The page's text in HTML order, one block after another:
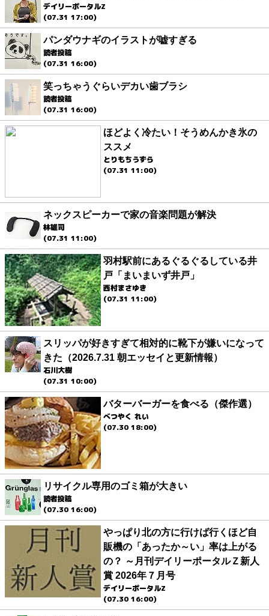
デイリーポータルZ
(07.31 17:00)
パンダウナギのイラストが嘘すぎる
読者投稿
(07.31 16:00)
笑っちゃうぐらいデカい歯ブラシ
読者投稿
(07.31 16:00)
ほどよく冷たい！そうめんかき氷の
ススメ
とりもちうずら
(07.31 11:00)
ネックスピーカーで家の音楽問題が解決
林雄司
(07.31 11:00)
羽村駅前にあるぐるぐるしている井
戸「まいまいず井戸」
西村まさゆき
(07.31 11:00)
スリッパが好きすぎて相対的に靴下が嫌いになって
きた（2026.7.31 朝エッセイと更新情報）
石川大樹
(07.31 10:00)
バターバーガーを食べる（傑作選）
べつやく れい
(07.30 18:00)
リサイクル専用のゴミ箱が大きい
読者投稿
(07.30 16:00)
やっぱり北の方に行けば行くほど自
販機の「あったか～い」率は上がる
の？ ～月刊デイリーポータルＺ新人
賞 2026年７月号
デイリーポータルZ
(07.30 16:00)